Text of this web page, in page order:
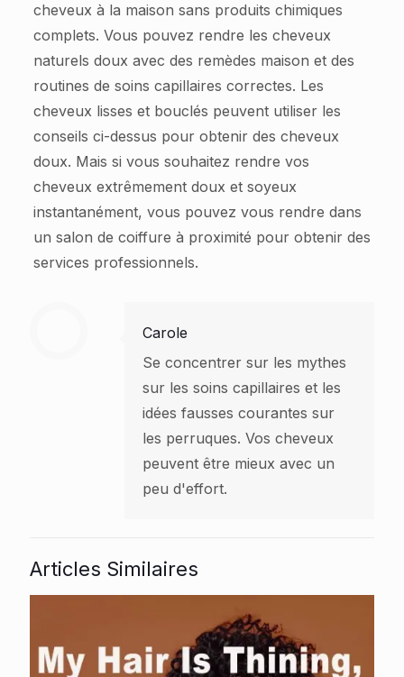
cheveux à la maison sans produits chimiques
complets. Vous pouvez rendre les cheveux
naturels doux avec des remèdes maison et des
routines de soins capillaires correctes. Les
cheveux lisses et bouclés peuvent utiliser les
conseils ci-dessus pour obtenir des cheveux
doux. Mais si vous souhaitez rendre vos
cheveux extrêmement doux et soyeux
instantanément, vous pouvez vous rendre dans
un salon de coiffure à proximité pour obtenir des
services professionnels.
Carole
Se concentrer sur les mythes
sur les soins capillaires et les
idées fausses courantes sur
les perruques. Vos cheveux
peuvent être mieux avec un
peu d'effort.
Articles Similaires